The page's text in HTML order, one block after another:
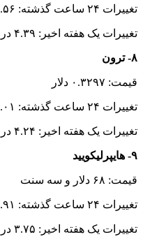
تغییرات ۲۴ ساعت گذشته: ۲.۵۶ درصد کاهش
تغییرات یک هفته اخیر: ۴.۳۹ درصد افزایش
۸- ترون
قیمت: ۰.۳۲۹۷ دلار
تغییرات ۲۴ ساعت گذشته: ۰.۰۱ درصد افزایش
تغییرات یک هفته اخیر: ۴.۲۴ درصد افزایش
۹- هایپرلیکویید
قیمت: ۶۸ دلار و سه سنت
تغییرات ۲۴ ساعت گذشته: ۲.۹۱ درصد کاهش
تغییرات یک هفته اخیر: ۳.۷۵ درصد افزایش